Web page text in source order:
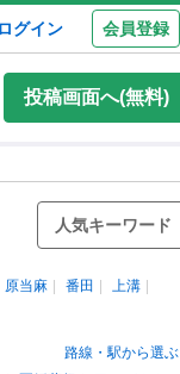
ログイン 会員登録
投稿画面へ(無料)
人気キーワード
原当麻 番田
上溝
路線・駅から選ぶ